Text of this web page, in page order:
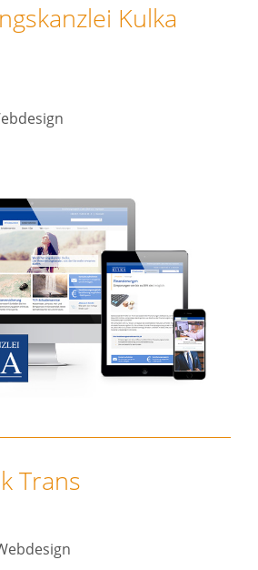
Kulka
Trans